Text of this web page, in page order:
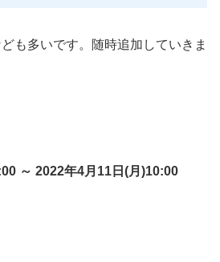
も多いです。随時追加していきま
～ 2022年4月11日(月)10:00